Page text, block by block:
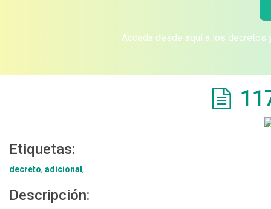
Acceda desde aquí a los
Etiquetas:
decreto, adicional ,
Descripción: